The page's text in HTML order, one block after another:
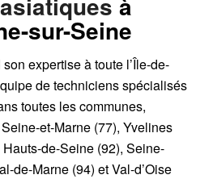
sur-Seine
expertise à toute l’Île-de-
de techniciens spécialisés
toutes les communes,
et-Marne (77), Yvelines
de-Seine (92), Seine-
de-Marne (94) et Val-d’Oise